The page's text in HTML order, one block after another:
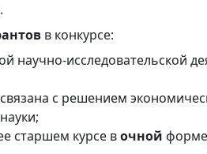
в конкурсе:
научно-исследовательской
с решением
старшем курсе вочной